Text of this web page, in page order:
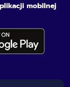
mobilnej